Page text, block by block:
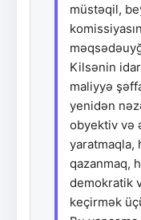
müstəqil,
Kilsənin
maliyyə
yenidən
obyektiv və
yaratmaqla,
qazanmaq,
demokratik
keçirmək